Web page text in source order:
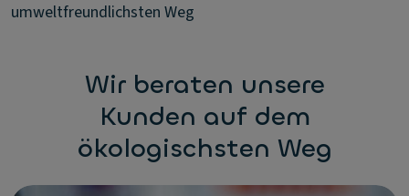
umweltfreundlichsten Weg
Wir beraten unsere
Kunden auf dem
ökologischsten Weg